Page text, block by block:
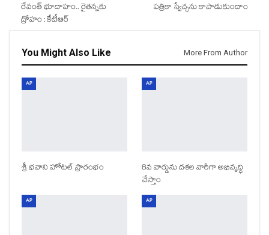
రేవంత్‌ భూదాహం.. రైతన్నకు
ద్రోహం : కేటీఆర్‌
పత్రికా స్వేచ్ఛను కాపాడుకుందాం
You Might Also Like More From Author
AP
శ్రీ భవాని హోటల్ ప్రారంభం
AP
8వ వార్డును దశల వారీగా అభివృద్ధి
చేస్తాం
AP AP